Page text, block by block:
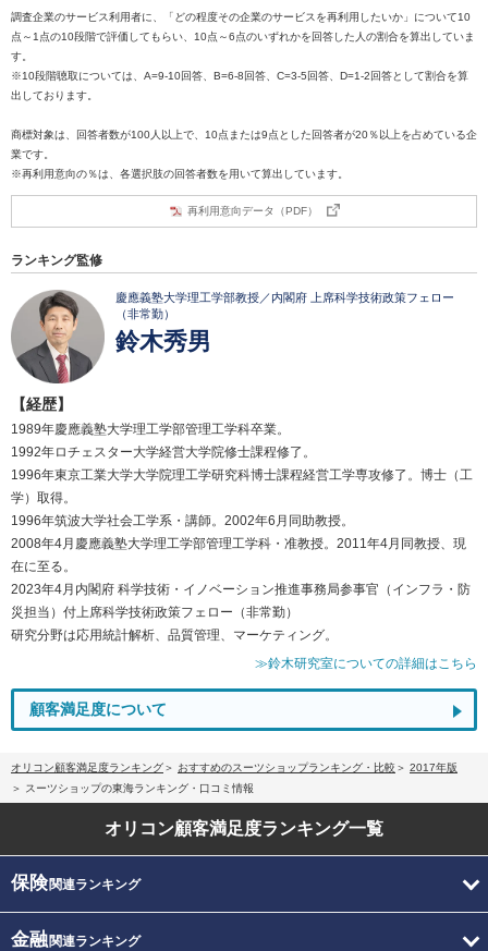
調査企業のサービス利用者に、「どの程度その企業のサービスを再利用したいか」について10
点～1点の10段階で評価してもらい、10点～6点のいずれかを回答した人の割合を算出していま
す。
※10段階聴取については、A=9-10回答、B=6-8回答、C=3-5回答、D=1-2回答として割合を算
出しております。
商標対象は、回答者数が100人以上で、10点または9点とした回答者が20％以上を占めている企
業です。
※再利用意向の％は、各選択肢の回答者数を用いて算出しています。
再利用意向データ（PDF）
ランキング監修
慶應義塾大学理工学部教授／内閣府 上席科学技術政策フェロー
（非常勤）
鈴木秀男
【経歴】
1989年慶應義塾大学理工学部管理工学科卒業。
1992年ロチェスター大学経営大学院修士課程修了。
1996年東京工業大学大学院理工学研究科博士課程経営工学専攻修了。博士（工
学）取得。
1996年筑波大学社会工学系・講師。2002年6月同助教授。
2008年4月慶應義塾大学理工学部管理工学科・准教授。2011年4月同教授、現
在に至る。
2023年4月内閣府 科学技術・イノベーション推進事務局参事官（インフラ・防
災担当）付上席科学技術政策フェロー（非常勤）
研究分野は応用統計解析、品質管理、マーケティング。
≫鈴木研究室についての詳細はこちら
顧客満足度について
オリコン顧客満足度ランキング おすすめのスーツショップランキング・比較
2017年版
スーツショップの東海ランキング・口コミ情報
オリコン顧客満足度ランキング一覧
保険関連ランキング
金融関連ランキング